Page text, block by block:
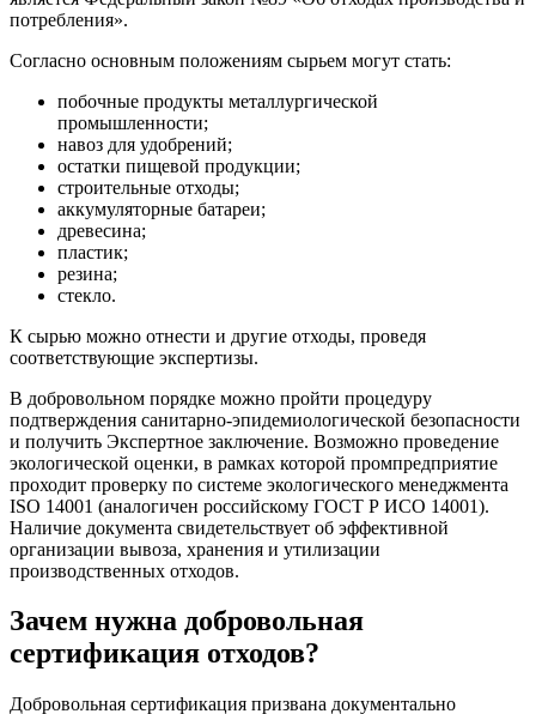
потребления».
Согласно основным положениям сырьем могут стать:
побочные продукты металлургической
промышленности;
навоз для удобрений;
остатки пищевой продукции;
строительные отходы;
аккумуляторные батареи;
древесина;
пластик;
резина;
стекло.
К сырью можно отнести и другие отходы, проведя
соответствующие экспертизы.
В добровольном порядке можно пройти процедуру
подтверждения санитарно-эпидемиологической безопасности
и получить Экспертное заключение. Возможно проведение
экологической оценки, в рамках которой промпредприятие
проходит проверку по системе экологического менеджмента
ISO 14001 (аналогичен российскому ГОСТ Р ИСО 14001).
Наличие документа свидетельствует об эффективной
организации вывоза, хранения и утилизации
производственных отходов.
Зачем нужна добровольная
сертификация отходов?
Добровольная сертификация призвана документально